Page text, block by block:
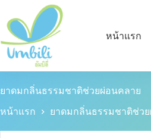
หน้าแรก
ยาดมกลิ่นธรรมชาติช่วยผ่อนคลาย
หน้าแรก ยาดมกลิ่นธรรมชาติช่ว